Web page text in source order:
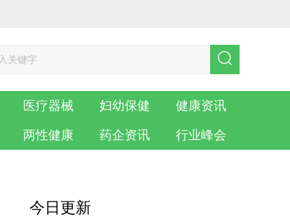
医疗器械 妇幼保健 健康资讯
两性健康 药企资讯 行业峰会
今日更新